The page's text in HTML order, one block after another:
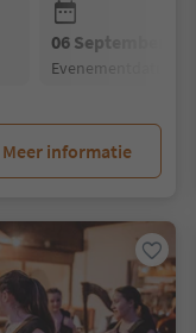
06 September 2026
evenementdatum
Meer informatie